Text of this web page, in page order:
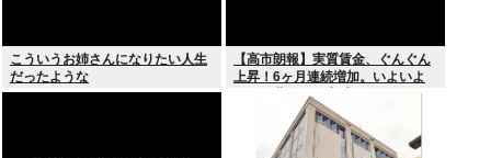
こういうお姉さんになりたい人生
だったような
【高市朗報】実質賃金、ぐんぐん
上昇！6ヶ月連続増加。いよいよ
国民も豊かさを実感か？インフレ
加速しなければ